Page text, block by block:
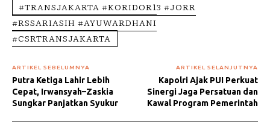
#TRANSJAKARTA #KORIDOR13 #JORR
#RSSARIASIH #AYUWARDHANI
#CSRTRANSJAKARTA
ARTIKEL SEBELUMNYA
Putra Ketiga Lahir Lebih
Cepat, Irwansyah–Zaskia
Sungkar Panjatkan Syukur
ARTIKEL SELANJUTNYA
Kapolri Ajak PUI Perkuat
Sinergi Jaga Persatuan dan
Kawal Program Pemerintah